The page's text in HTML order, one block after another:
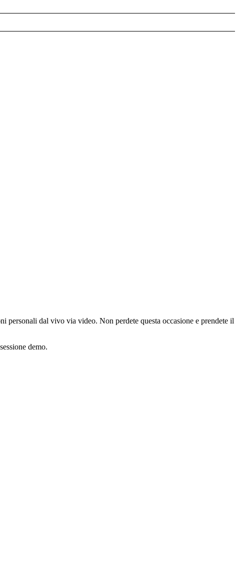
personali dal vivo via video. Non perdete questa occasione e prendete il
demo.